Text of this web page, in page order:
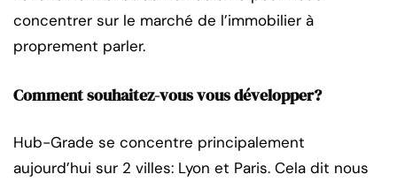
concentrer sur le marché de l’immobilier à
proprement parler.
Comment souhaitez-vous vous développer?
Hub-Grade se concentre principalement
aujourd’hui sur 2 villes: Lyon et Paris. Cela dit nous